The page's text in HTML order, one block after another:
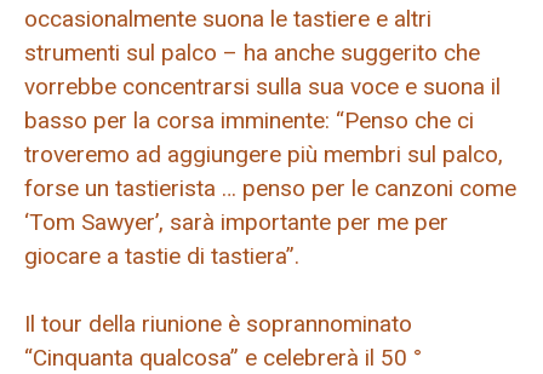
occasionalmente suona le tastiere e altri
strumenti sul palco – ha anche suggerito che
vorrebbe concentrarsi sulla sua voce e suona il
basso per la corsa imminente: “Penso che ci
troveremo ad aggiungere più membri sul palco,
forse un tastierista … penso per le canzoni come
‘Tom Sawyer’, sarà importante per me per
giocare a tastie di tastiera”.
Il tour della riunione è soprannominato
“Cinquanta qualcosa” e celebrerà il 50 °